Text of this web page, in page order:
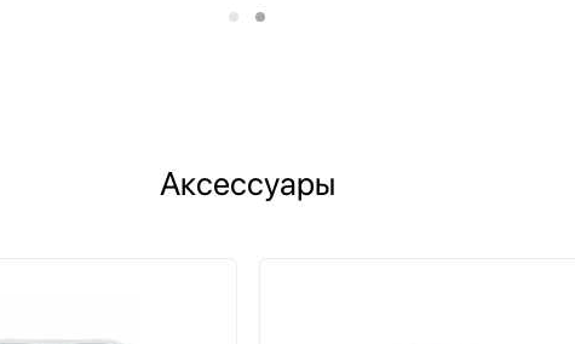
Аксессуары